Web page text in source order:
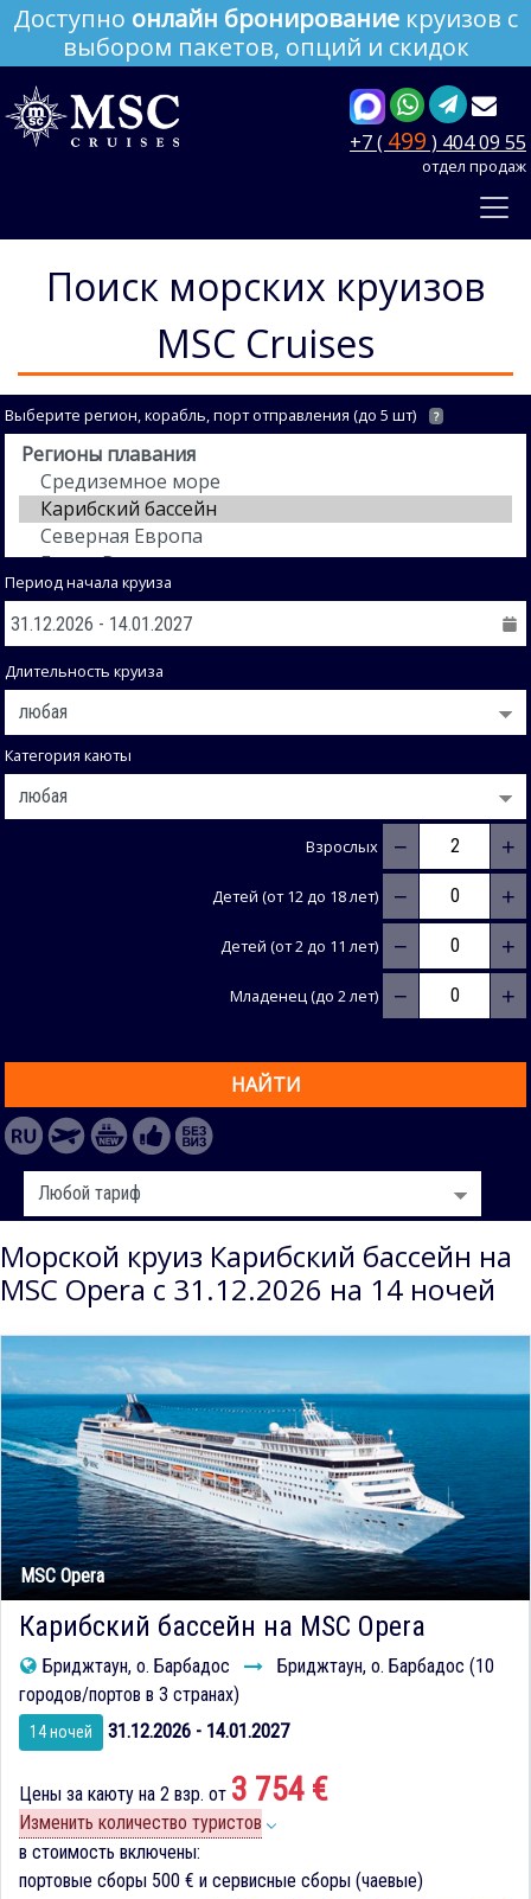
Доступно онлайн бронирование круизов с
выбором пакетов, опций и скидок
+7 ( 499 ) 404 09 55
отдел продаж
Поиск морских круизов
MSC Cruises
Выберите регион, корабль, порт отправления (до 5 шт) ?
Период начала круиза
Длительность круиза
Категория каюты
Взрослых − +
Детей (от 12 до 18 лет) − +
Детей (от 2 до 11 лет) − +
Младенец (до 2 лет) − +
НАЙТИ
Морской круиз Карибский бассейн на
MSC Opera с 31.12.2026 на 14 ночей
MSC Opera
Карибский бассейн на MSC Opera
Бриджтаун, о. Барбадос
Бриджтаун, о. Барбадос (10
городов/портов в 3 странах)
14 ночей 31.12.2026 - 14.01.2027
Цены за каюту на 2 взр. от 3 754 €
Изменить количество туристов
в стоимость включены:
портовые сборы 500 € и сервисные сборы (чаевые)